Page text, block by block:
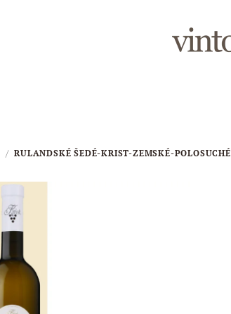
/ RULANDSKÉ ŠEDÉ-KRIST-ZEMSKÉ-POLOSUCHÉ